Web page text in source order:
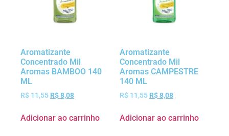
Aromatizante
Concentrado Mil
Aromas BAMBOO 140
ML
R$11,55 R$8,08
Adicionar ao carrinho
Aromatizante
Concentrado Mil
Aromas CAMPESTRE
140 ML
R$11,55 R$8,08
Adicionar ao carrinho